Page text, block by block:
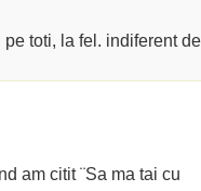
toti, la fel. indiferent
am citit ¨Sa ma tai cu